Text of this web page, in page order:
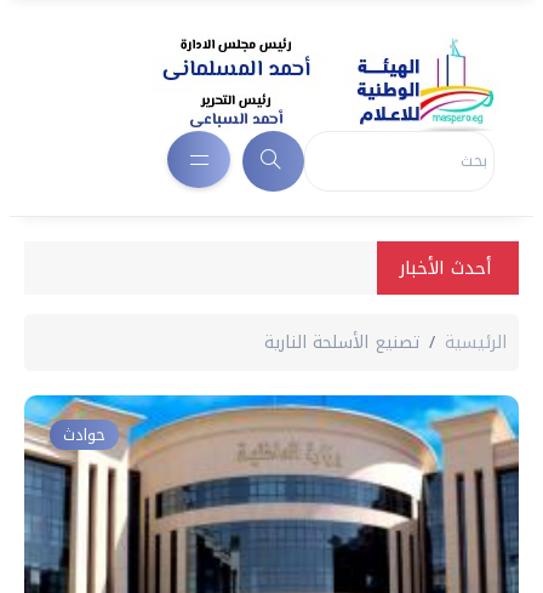
أحدث الأخبار
الرئيسية تصنيع الأسلحة النارية
حوادث